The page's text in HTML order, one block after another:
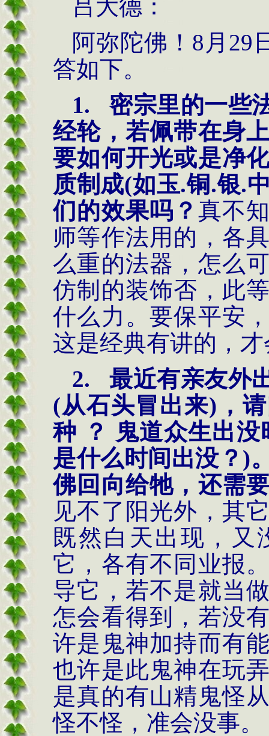
吕大德：
阿弥陀佛！8月29
答如下。
1.
密宗里的一些
经轮 ， 若佩带在身
要如何开光或是净
质制成(如玉.铜.银.
们的效果吗 ？ 真不
师等作法用的，各
么重的法器，怎么
仿制的装饰否，此
什么力。要保平安
这是经典有讲的，
2.
最近有亲友外
(从石头冒出来)，
种 ？
鬼道众生出
是什么时间出没？)
佛 回 向给牠，还需
见不了阳光外，其
既然白天出现，又
它，各有不同业报
导它，若不是就当
怎会看得到，若没
许是鬼神加持而有
也许是此鬼神在玩
是真的有山精鬼怪
怪不怪，准会没事。